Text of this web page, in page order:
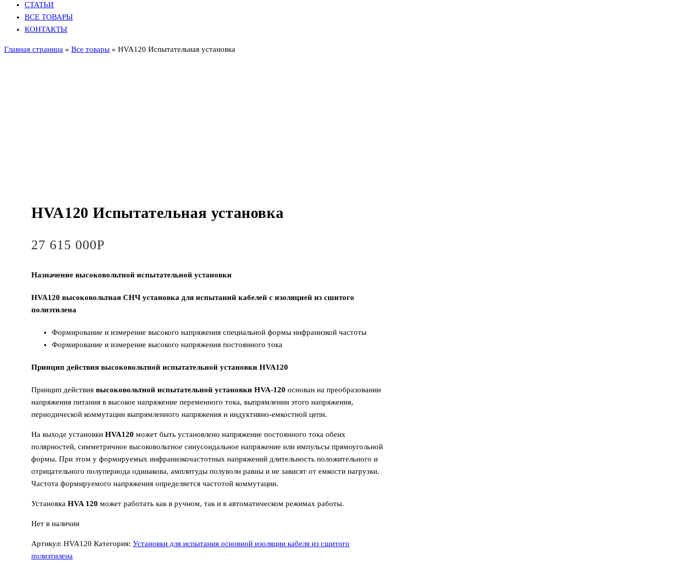
СТАТЬИ
ВСЕ ТОВАРЫ
КОНТАКТЫ
Главная страница » Все товары » HVA120 Испытательная установка
HVA120 Испытательная установка
27 615 000Р
Назначение высоковольтной испытательной установки
HVA120 высоковольтная СНЧ установка для испытаний кабелей с изоляцией из сшитого
полиэтилена
Формирование и измерение высокого напряжения специальной формы инфранизкой частоты
Формирование и измерение высокого напряжения постоянного тока
Принцип действия высоковольтной испытательной установки HVA120
Принцип действиявысоковольтной испытательной установки HVA-120 основан на преобразовании
напряжения питания в высокое напряжение переменного тока, выпрямлении этого напряжения,
периодической коммутации выпрямленного напряжения и индуктивно-емкостной цепи.
На выходе установкиHVA120 может быть установлено напряжение постоянного тока обеих
полярностей, симметричное высоковольтное синусоидальное напряжение или импульсы прямоугольной
формы. При этом у формируемых инфранизкочастотных напряжений длительность положительного и
отрицательного полупериода одинакова, амплитуды полуволн равны и не зависят от емкости нагрузки.
Частота формируемого напряжения определяется частотой коммутации.
УстановкаHVA 120 может работать как в ручном, так и в автоматическом режимах работы.
Нет в наличии
Артикул:HVA120 Категория:Установки для испытания основной изоляции кабеля из сшитого
полиэтилена